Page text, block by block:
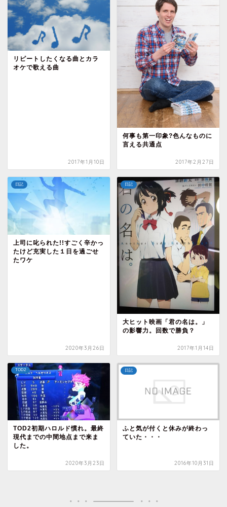
リピートしたくなる曲とカラ
オケで歌える曲
2017年1月10日
何事も第一印象?色んなものに
言える共通点
2017年2月27日
日記
上司に叱られた!!すごく辛かっ
たけど充実した１日を過ごせ
たワケ
2020年3月26日
日記
大ヒット映画「君の名は。」
の影響力。回数で勝負？
2017年1月14日
TOD2
TOD2初期ハロルド慣れ。最終
現代までの中間地点まで来ま
した。
2020年3月23日
日記
ふと気が付くと休みが終わっ
ていた・・・
2016年10月31日